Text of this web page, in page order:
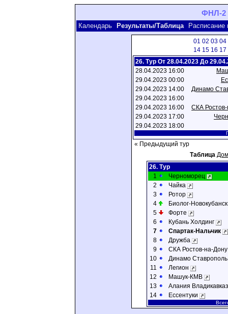
ФНЛ-2
Календарь Результаты/Таблица Расписание
01 02 03 04
14 15 16 17
26. Тур От 28.04.2023 До
28.04.2023 16:00
29.04.2023 00:00
29.04.2023 14:00
Динамо
29.04.2023 16:00
29.04.2023 16:00
СКА
29.04.2023 17:00
29.04.2023 18:00
« Предыдущий тур
Таблица
26. Тур
1
Черноморец
2
Чайка
3
Ротор
4
Биолог-
5
Форте
6
Кубань Холдинг
7
Спартак-Нальчик
8
Дружба
9
СКА Ростов-на-
10
Динамо
11
Легион
12
Машук-КМВ
13
Алания
14
Ессентуки